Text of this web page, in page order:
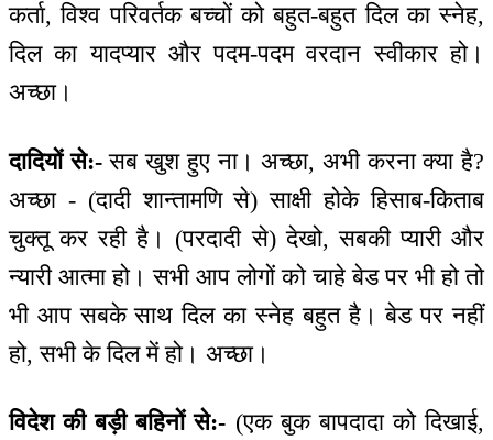
कर्ता, विश्व परिवर्तक बच्चों को बहुत-बहुत दिल का स्नेह,
दिल का यादप्यार और पदम-पदम वरदान स्वीकार हो।
अच्छा।
दादियों से:-सब खुश हुए ना। अच्छा, अभी करना क्या है?
अच्छा - (दादी शान्तामणि से) साक्षी होके हिसाब-किताब
चुक्तू कर रही है। (परदादी से) देखो, सबकी प्यारी और
न्यारी आत्मा हो। सभी आप लोगों को चाहे बेड पर भी हो तो
भी आप सबके साथ दिल का स्नेह बहुत है। बेड पर नहीं
हो, सभी के दिल में हो। अच्छा।
विदेश की बड़ी बहिनों से:- (एक बुक बापदादा को दिखाई,